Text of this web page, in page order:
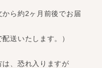
ら約2ヶ月前後でお届
送いたします。）
は、恐れ入りますが